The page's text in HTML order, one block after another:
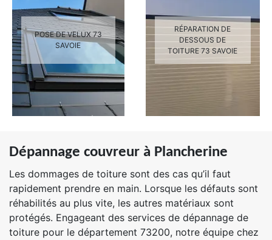
POSE DE VELUX 73
SAVOIE
RÉPARATION DE
DESSOUS DE
TOITURE 73 SAVOIE
Dépannage couvreur à Plancherine
Les dommages de toiture sont des cas qu’il faut
rapidement prendre en main. Lorsque les défauts sont
réhabilités au plus vite, les autres matériaux sont
protégés. Engageant des services de dépannage de
toiture pour le département 73200, notre équipe chez